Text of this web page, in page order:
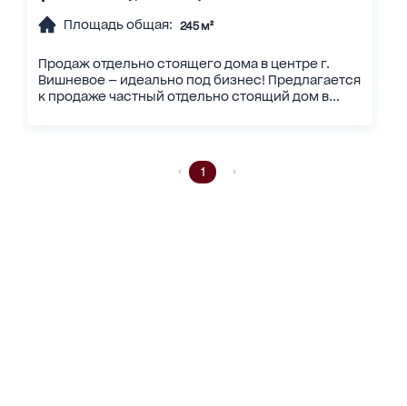
Площадь общая: 245 м²
Продаж отдельно стоящего дома в центре г.
Вишневое — идеально под бизнес! Предлагается
к продаже частный отдельно стоящий дом в...
1